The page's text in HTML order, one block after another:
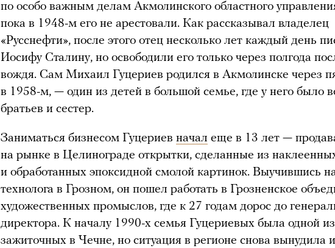
по особо важным делам Акмолинского областного
пока в 1948-м его не арестовали. Как рассказывал владелец
«Русснефти», после этого отец несколько лет каждый день
Иосифу Сталину, но освободили его только через полгода
вождя. Сам Михаил Гуцериев родился в Акмолинске через
в 1958-м, — один из детей в большой семье, где у него было
братьев и сестер.
Заниматься бизнесом Гуцериев начал еще в 13 лет —
на рынке в Целинограде открытки, сделанные из
и обработанных эпоксидной смолой картинок. Выучившись
технолога в Грозном, он пошел работать в Грозненское
художественных промыслов, где к 27 годам дорос до
директора. К началу 1990-х семья Гуцериевых была одной
зажиточных в Чечне, но ситуация в регионе снова вынудила